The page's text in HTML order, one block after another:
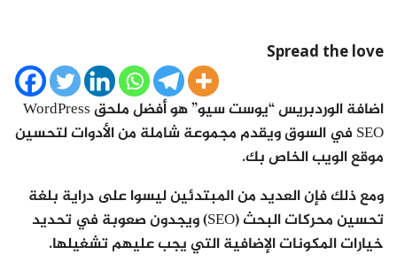
Spread the love
اضافة الوردبريس “يوست سيو” هو أفضل ملحق WordPress
SEO في السوق ويقدم مجموعة شاملة من الأدوات لتحسين
موقع الويب الخاص بك.
ومع ذلك فإن العديد من المبتدئين ليسوا على دراية بلغة
تحسين محركات البحث (SEO) ويجدون صعوبة في تحديد
خيارات المكونات الإضافية التي يجب عليهم تشغيلها.